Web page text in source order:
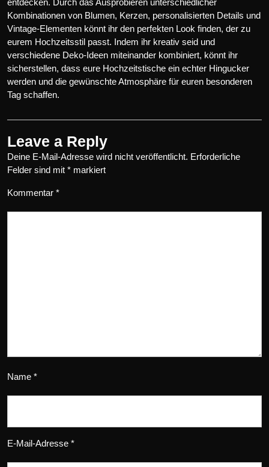
entdecken. Durch das Ausprobieren unterschiedlicher
Kombinationen von Blumen, Kerzen, personalisierten Details und
Vintage-Elementen könnt ihr den perfekten Look finden, der zu
eurem Hochzeitsstil passt. Indem ihr kreativ seid und
verschiedene Deko-Ideen miteinander kombiniert, könnt ihr
sicherstellen, dass eure Hochzeitstische ein echter Hingucker
werden und die gewünschte Atmosphäre für euren besonderen
Tag schaffen.
Leave a Reply
Deine E-Mail-Adresse wird nicht veröffentlicht. Erforderliche
Felder sind mit * markiert
Kommentar *
Name *
E-Mail-Adresse *